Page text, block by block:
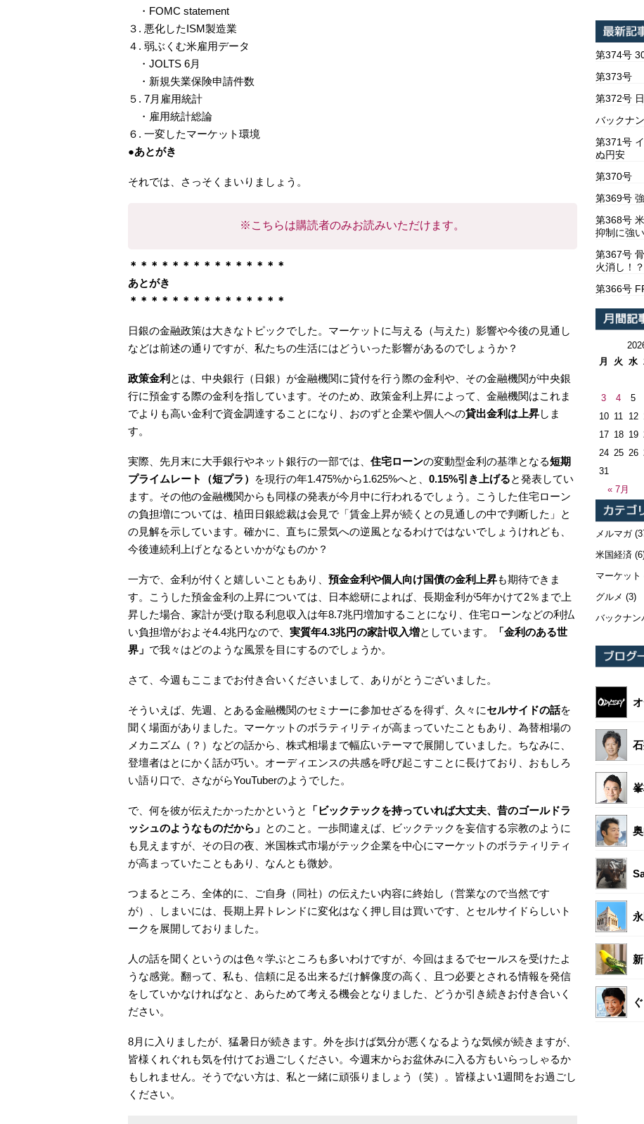
・FOMC statement
３. 悪化したISM製造業
４. 弱ぶくむ米雇用データ
・JOLTS 6月
・新規失業保険申請件数
５. 7月雇用統計
・雇用統計総論
６. 一変したマーケット環境
●あとがき
それでは、さっそくまいりましょう。
※こちらは購読者のみお読みいただけます。
＊＊＊＊＊＊＊＊＊＊＊＊＊＊＊
あとがき
＊＊＊＊＊＊＊＊＊＊＊＊＊＊＊
日銀の金融政策は大きなトピックでした。マーケットに与える（与えた）影響や今後の見通し
などは前述の通りですが、私たちの生活にはどういった影響があるのでしょうか？
政策金利 とは、中央銀行（日銀）が金融機関に貸付を行う際の金利や、その金融機関が中央銀
行に預金する際の金利を指しています。そのため、政策金利上昇によって、金融機関はこれま
でよりも高い金利で資金調達することになり、おのずと企業や個人への貸出金利は上昇しま
す。
実際、先月末に大手銀行やネット銀行の一部では、 住宅ローンの変動型金利の基準となる短期
プライムレート（短プラ）
を現行の年1.475%から1.625%へと、 0.15%引き上げると発表してい
ます。その他の金融機関からも同様の発表が今月中に行われるでしょう。こうした住宅ローン
の負担増については、植田日銀総裁は会見で「賃金上昇が続くとの見通しの中で判断した」と
の見解を示しています。確かに、直ちに景気への逆風となるわけではないでしょうけれども、
今後連続利上げとなるといかがなものか？
一方で、金利が付くと嬉しいこともあり、 預金金利や個人向け国債の金利上昇も期待できま
す。こうした預金金利の上昇については、日本総研によれば、長期金利が5年かけて2％まで上
昇した場合、家計が受け取る利息収入は年8.7兆円増加することになり、住宅ローンなどの利払
い負担増がおよそ4.4兆円なので、 実質年4.3兆円の家計収入増としています。
「金利のある世
界」 で我々はどのような風景を目にするのでしょうか。
さて、今週もここまでお付き合いくださいまして、ありがとうございました。
そういえば、先週、とある金融機関のセミナーに参加せざるを得ず、久々にセルサイドの話を
聞く場面がありました。マーケットのボラティリティが高まっていたこともあり、為替相場の
メカニズム（？）などの話から、株式相場まで幅広いテーマで展開していました。ちなみに、
登壇者はとにかく話が巧い。オーディエンスの共感を呼び起こすことに長けており、おもしろ
い語り口で、さながらYouTuberのようでした。
で、何を彼が伝えたかったかというと
「ビックテックを持っていれば大丈夫、昔のゴールドラ
ッシュのようなものだから」 とのこと。一歩間違えば、ビックテックを妄信する宗教のように
も見えますが、その日の夜、米国株式市場がテック企業を中心にマーケットのボラティリティ
が高まっていたこともあり、なんとも微妙。
つまるところ、全体的に、ご自身（同社）の伝えたい内容に終始し（営業なので当然です
が）、しまいには、長期上昇トレンドに変化はなく押し目は買いです、とセルサイドらしいト
ークを展開しておりました。
人の話を聞くというのは色々学ぶところも多いわけですが、今回はまるでセールスを受けたよ
うな感覚。翻って、私も、信頼に足る出来るだけ解像度の高く、且つ必要とされる情報を発信
をしていかなければなと、あらためて考える機会となりました、どうか引き続きお付き合いく
ださい。
8月に入りましたが、猛暑日が続きます。外を歩けば気分が悪くなるような気候が続きますが、
皆様くれぐれも気を付けてお過ごしください。今週末からお盆休みに入る方もいらっしゃるか
もしれません。そうでない方は、私と一緒に頑張りましょう（笑）。皆様よい1週間をお過ごし
ください。
第374号
第373号
第372号
バックナ
第371号
ぬ円安
第370号
第369号
第368号
抑制に強
第367号
火消し！？
第366号
月
火 水
« 7月
3
4 5
10 11 12
17 18 19
24 25 26
31
メルマガ
米国経済
マーケット
グルメ (3)
バックナン